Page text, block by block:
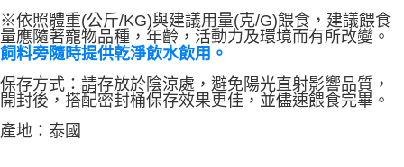
※依照體重(公斤/KG)與建議用量(克/G)餵食，建議餵食
量應隨著寵物品種，年齡，活動力及環境而有所改變。
飼料旁隨時提供乾淨飲水飲用。
保存方式：請存放於陰涼處，避免陽光直射影響品質，
開封後，搭配密封桶保存效果更佳，並儘速餵食完畢。
產地：泰國